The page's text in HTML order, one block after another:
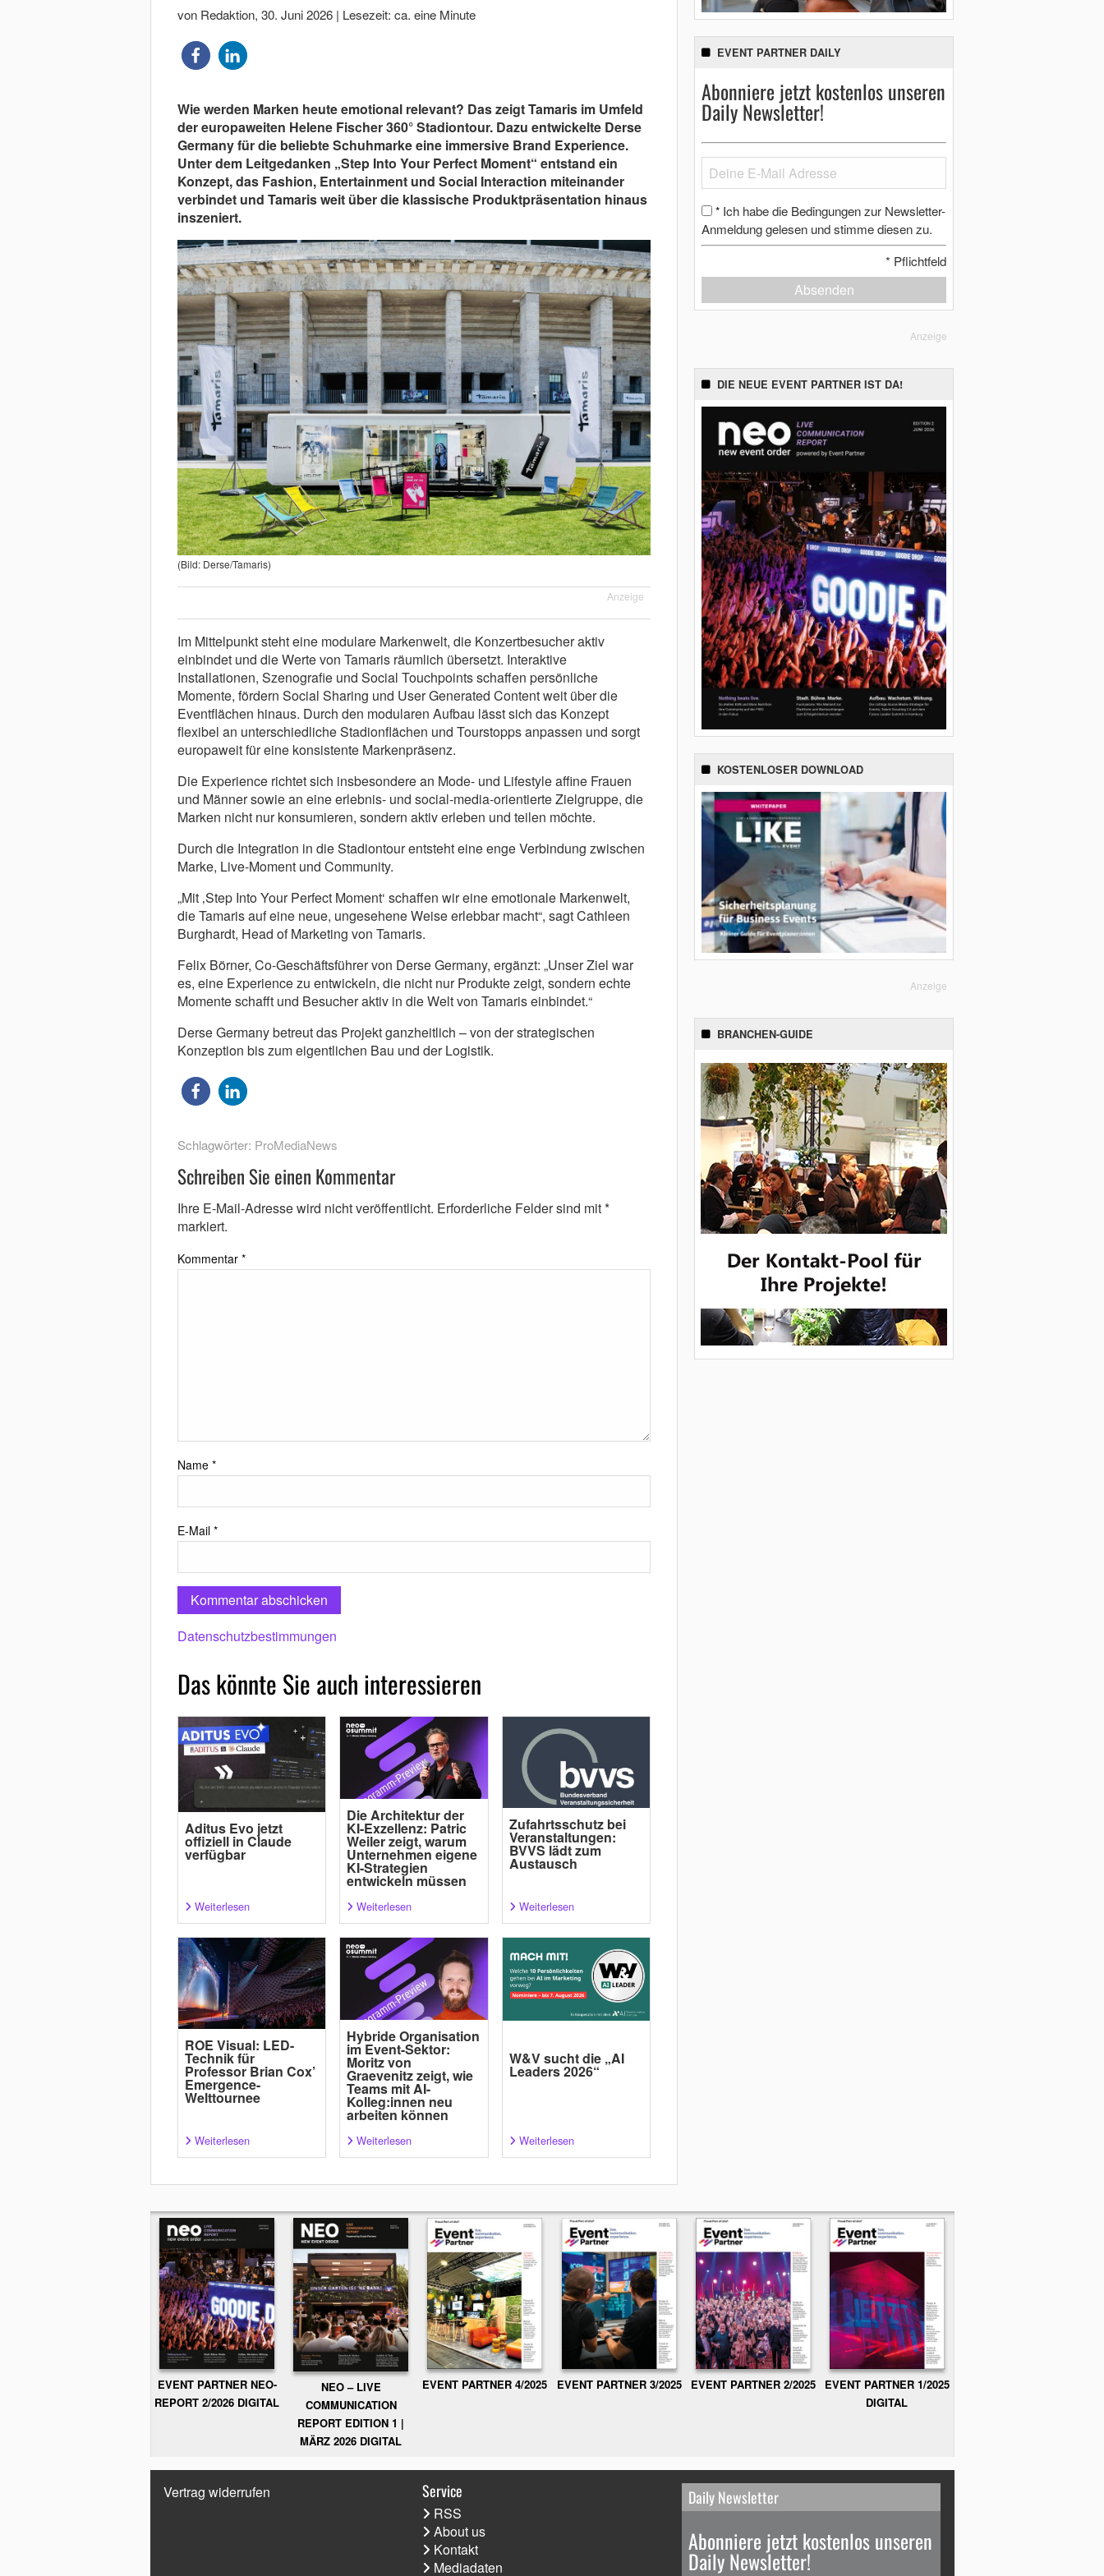
von Redaktion, 30. Juni 2026 | Lesezeit: ca. eine Minute
Wie werden Marken heute emotional relevant? Das zeigt Tamaris im Umfeld
der europaweiten Helene Fischer 360° Stadiontour. Dazu entwickelte Derse
Germany für die beliebte Schuhmarke eine immersive Brand Experience.
Unter dem Leitgedanken „Step Into Your Perfect Moment“ entstand ein
Konzept, das Fashion, Entertainment und Social Interaction miteinander
verbindet und Tamaris weit über die klassische Produktpräsentation hinaus
inszeniert.
(Bild: Derse/Tamaris)
Anzeige
Im Mittelpunkt steht eine modulare Markenwelt, die Konzertbesucher aktiv
einbindet und die Werte von Tamaris räumlich übersetzt. Interaktive
Installationen, Szenografie und Social Touchpoints schaffen persönliche
Momente, fördern Social Sharing und User Generated Content weit über die
Eventflächen hinaus. Durch den modularen Aufbau lässt sich das Konzept
flexibel an unterschiedliche Stadionflächen und Tourstopps anpassen und sorgt
europaweit für eine konsistente Markenpräsenz.
Die Experience richtet sich insbesondere an Mode- und Lifestyle affine Frauen
und Männer sowie an eine erlebnis- und social-media-orientierte Zielgruppe, die
Marken nicht nur konsumieren, sondern aktiv erleben und teilen möchte.
Durch die Integration in die Stadiontour entsteht eine enge Verbindung zwischen
Marke, Live-Moment und Community.
„Mit ‚Step Into Your Perfect Moment‘ schaffen wir eine emotionale Markenwelt,
die Tamaris auf eine neue, ungesehene Weise erlebbar macht“, sagt Cathleen
Burghardt, Head of Marketing von Tamaris.
Felix Börner, Co-Geschäftsführer von Derse Germany, ergänzt: „Unser Ziel war
es, eine Experience zu entwickeln, die nicht nur Produkte zeigt, sondern echte
Momente schafft und Besucher aktiv in die Welt von Tamaris einbindet.“
Derse Germany betreut das Projekt ganzheitlich – von der strategischen
Konzeption bis zum eigentlichen Bau und der Logistik.
Schlagwörter: ProMediaNews
Schreiben Sie einen Kommentar
Ihre E-Mail-Adresse wird nicht veröffentlicht. Erforderliche Felder sind mit*
markiert.
Kommentar *
Name *
E-Mail *
Datenschutzbestimmungen
Das könnte Sie auch interessieren
Aditus Evo jetzt
offiziell in Claude
verfügbar
Weiterlesen
Die Architektur der
KI-Exzellenz: Patric
Weiler zeigt, warum
Unternehmen eigene
KI-Strategien
entwickeln müssen
Weiterlesen
Zufahrtsschutz bei
Veranstaltungen:
BVVS lädt zum
Austausch
Weiterlesen
ROE Visual: LED-
Technik für
Professor Brian Cox’
Emergence-
Welttournee
Weiterlesen
Hybride Organisation
im Event-Sektor:
Moritz von
Graevenitz zeigt, wie
Teams mit AI-
Kolleg:innen neu
arbeiten können
Weiterlesen
W&V sucht die „AI
Leaders 2026“
Weiterlesen
EVENT PARTNER DAILY
Abonniere jetzt kostenlos unseren
Daily Newsletter!
* Ich habe die Bedingungen zur Newsletter-
Anmeldung gelesen und stimme diesen zu.
* Pflichtfeld
Absenden
Anzeige
DIE NEUE EVENT PARTNER IST DA!
KOSTENLOSER DOWNLOAD
Anzeige
BRANCHEN-GUIDE
EVENT PARTNER NEO-
REPORT 2/2026 DIGITAL
NEO – LIVE
COMMUNICATION
REPORT EDITION 1 |
MÄRZ 2026 DIGITAL
EVENT PARTNER 4/2025 EVENT PARTNER 3/2025 EVENT PARTNER 2/2025
EVENT PARTNER 1/2025
DIGITAL
Vertrag widerrufen Service
RSS
About us
Kontakt
Mediadaten
Daily Newsletter
Abonniere jetzt kostenlos unseren
Daily Newsletter!